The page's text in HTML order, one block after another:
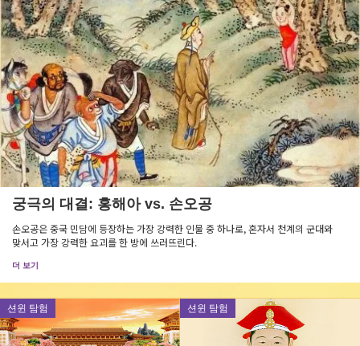
궁극의 대결: 홍해아 vs. 손오공
손오공은 중국 민담에 등장하는 가장 강력한 인물 중 하나로, 혼자서 천계의 군대와
맞서고 가장 강력한 요괴를 한 방에 쓰러뜨린다.
더 보기
션윈 탐험 션윈 탐험